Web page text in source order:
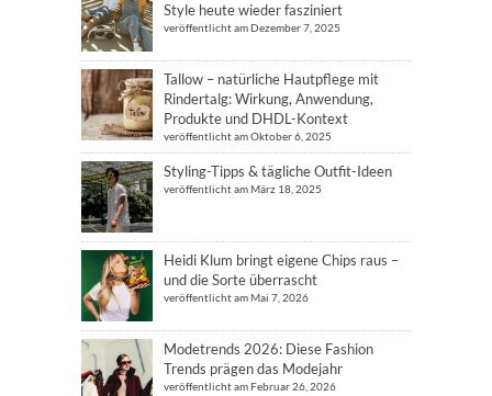
Style heute wieder fasziniert
veröffentlicht am Dezember 7, 2025
Tallow – natürliche Hautpflege mit
Rindertalg: Wirkung, Anwendung,
Produkte und DHDL-Kontext
veröffentlicht am Oktober 6, 2025
Styling-Tipps & tägliche Outfit-Ideen
veröffentlicht am März 18, 2025
Heidi Klum bringt eigene Chips raus –
und die Sorte überrascht
veröffentlicht am Mai 7, 2026
Modetrends 2026: Diese Fashion
Trends prägen das Modejahr
veröffentlicht am Februar 26, 2026